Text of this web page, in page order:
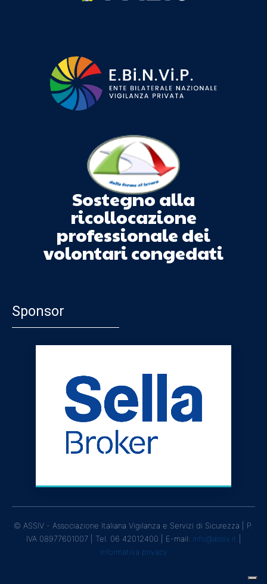
Sostegno alla
ricollocazione
professionale dei
volontari congedati
Sponsor
© ASSIV - Associazione Italiana Vigilanza e Servizi di Sicurezza | P.
IVA 08977601007 | Tel. 06 42012400 | E-mail: info@assiv.it
Informativa privacy